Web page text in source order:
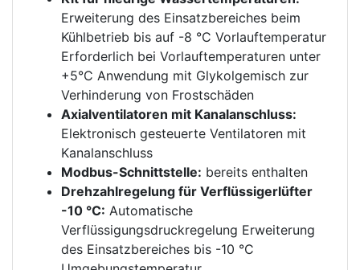
Erweiterung des Einsatzbereiches beim
Kühlbetrieb bis auf -8 °C Vorlauftemperatur
Erforderlich bei Vorlauftemperaturen unter
+5°C Anwendung mit Glykolgemisch zur
Verhinderung von Frostschäden
Axialventilatoren mit Kanalanschluss:
Elektronisch gesteuerte Ventilatoren mit
Kanalanschluss
Modbus-Schnittstelle: bereits enthalten
Drehzahlregelung für Verflüssigerlüfter
-10 °C: Automatische
Verflüssigungsdruckregelung Erweiterung
des Einsatzbereiches bis -10 °C